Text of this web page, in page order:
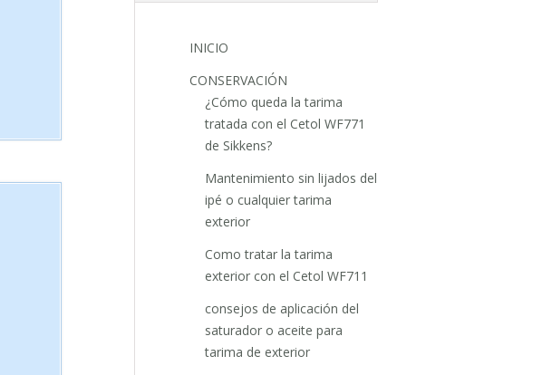
INICIO
CONSERVACIÓN
¿Cómo queda la tarima
tratada con el Cetol WF771
de Sikkens?
Mantenimiento sin lijados del
ipé o cualquier tarima
exterior
Como tratar la tarima
exterior con el Cetol WF711
consejos de aplicación del
saturador o aceite para
tarima de exterior